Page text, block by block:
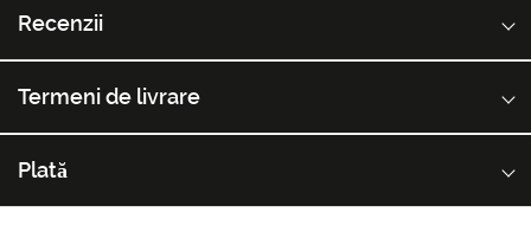
Recenzii
Termeni de livrare
Plată